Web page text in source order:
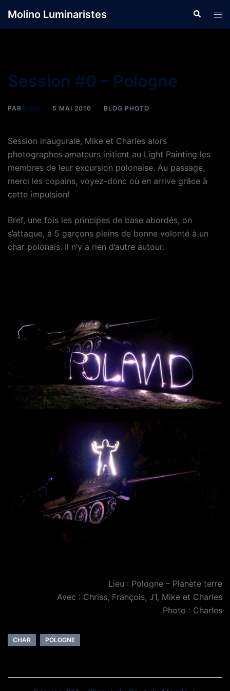
auMolino Luminaristes
le
Session #0 – Pologne
PAR GIEN 5 MAI 2010 BLOG PHOTO
Session inaugurale, Mike et Charles alors
photographes amateurs initient au Light Painting les
membres de leur excursion polonaise. Au passage,
merci les copains, voyez-donc où en arrive grâce à
cette impulsion!
Bref, une fois les principes de base abordés, on
s’attaque, à 5 garçons pleins de bonne volonté à un
char polonais. Il n’y a rien d’autre autour.
Lieu : Pologne – Planète terre
Avec : Chriss, François, J1, Mike et Charles
Photo : Charles
CHAR POLOGNE